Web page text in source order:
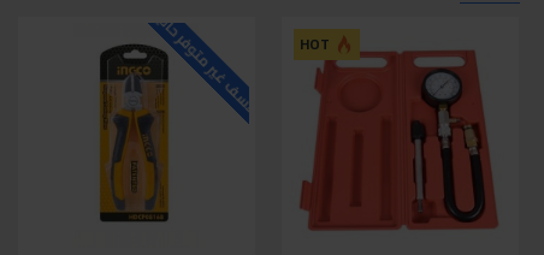
HOT للاسف غير متوفر حاليا